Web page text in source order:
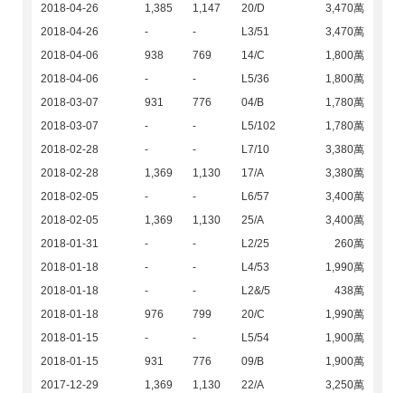
2018-04-26
1,385 1,147 20/D
3,470萬
2018-04-26
- - L3/51
3,470萬
2018-04-06
938 769 14/C
1,800萬
2018-04-06
- - L5/36
1,800萬
2018-03-07
931 776 04/B
1,780萬
2018-03-07
- - L5/102
1,780萬
2018-02-28
- - L7/10
3,380萬
2018-02-28
1,369 1,130 17/A
3,380萬
2018-02-05
- - L6/57
3,400萬
2018-02-05
1,369 1,130 25/A
3,400萬
2018-01-31
- - L2/25
260萬
2018-01-18
- - L4/53
1,990萬
2018-01-18
- - L2&/5
438萬
2018-01-18
976 799 20/C
1,990萬
2018-01-15
- - L5/54
1,900萬
2018-01-15
931 776 09/B
1,900萬
2017-12-29
1,369 1,130 22/A
3,250萬